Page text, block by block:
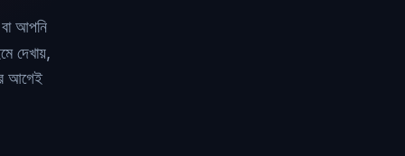
আপনি
দেখায়,
আগেই